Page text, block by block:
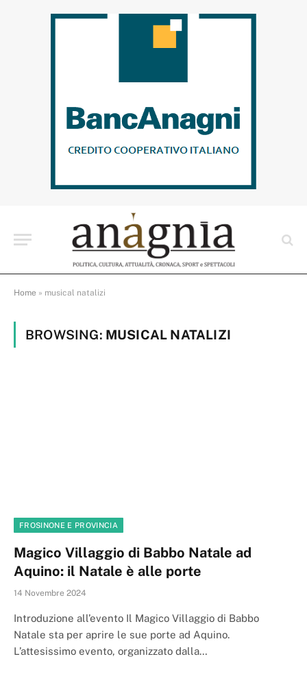
Home » musical natalizi
BROWSING: MUSICAL NATALIZI
FROSINONE E PROVINCIA
Magico Villaggio di Babbo Natale ad
Aquino: il Natale è alle porte
14 Novembre 2024
Introduzione all’evento Il Magico Villaggio di Babbo
Natale sta per aprire le sue porte ad Aquino.
L’attesissimo evento, organizzato dalla…